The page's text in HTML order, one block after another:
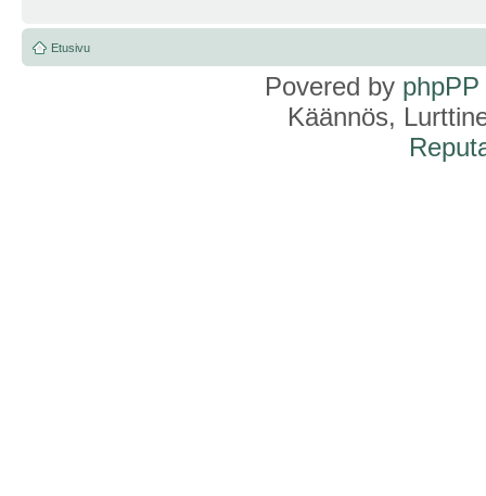
Etusivu
Povered by phpPP
Käännös,